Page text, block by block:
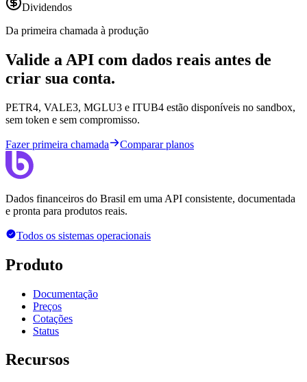
Dividendos
Da primeira chamada à produção
Valide a API com dados reais antes de
criar sua conta.
PETR4, VALE3, MGLU3 e ITUB4 estão disponíveis no sandbox,
sem token e sem compromisso.
Fazer primeira chamada Comparar planos
Dados financeiros do Brasil em uma API consistente, documentada
e pronta para produtos reais.
Todos os sistemas operacionais
Produto
Documentação
Preços
Cotações
Status
Recursos